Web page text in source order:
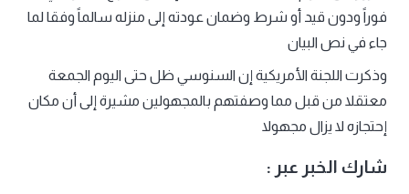
فوراً ودون قيد أو شرط وضمان عودته إلى منزله سالماً وفقا لما
جاء في نص البيان
وذكرت اللجنة الأمريكية إن السنوسي ظل حتى اليوم الجمعة
معتقلا من قبل مما وصفتهم بالمجهولين مشيرة إلى أن مكان
إحتجازه لا يزال مجهولا
شارك الخبر عبر :